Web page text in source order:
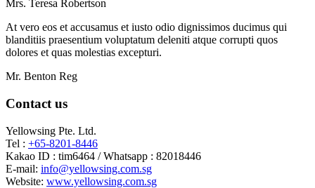
Mrs. Teresa Robertson
At vero eos et accusamus et iusto odio dignissimos ducimus qui
blanditiis praesentium voluptatum deleniti atque corrupti quos
dolores et quas molestias excepturi.
Mr. Benton Reg
Contact us
Yellowsing Pte. Ltd.
Tel : +65-8201-8446
Kakao ID : tim6464 / Whatsapp : 82018446
E-mail: info@yellowsing.com.sg
Website: www.yellowsing.com.sg